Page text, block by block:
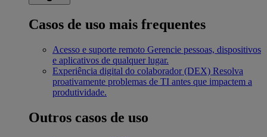
Casos de uso mais frequentes
Acesso e suporte remoto Gerencie pessoas, dispositivos
e aplicativos de qualquer lugar.
Experiência digital do colaborador (DEX) Resolva
proativamente problemas de TI antes que impactem a
produtividade.
Outros casos de uso